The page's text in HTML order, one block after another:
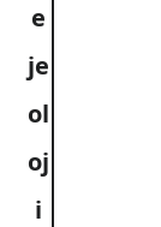
e
je
ol
oj
i